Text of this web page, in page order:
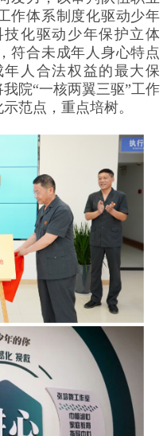
作体系制度化驱动少年
化驱动少年保护立体
符合未成年人身心特点
人合法权益的最大保
院“一核两翼三驱”工作
范点，重点培树。